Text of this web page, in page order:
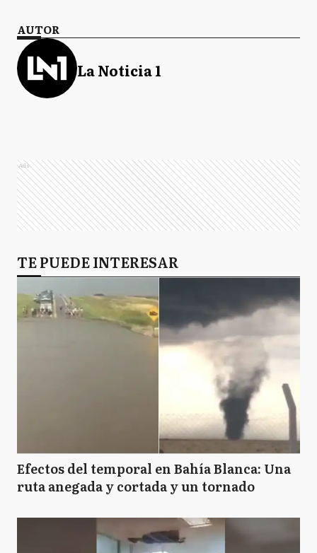
AUTOR
La Noticia 1
Ads
TE PUEDE INTERESAR
Efectos del temporal en Bahía Blanca: Una
ruta anegada y cortada y un tornado